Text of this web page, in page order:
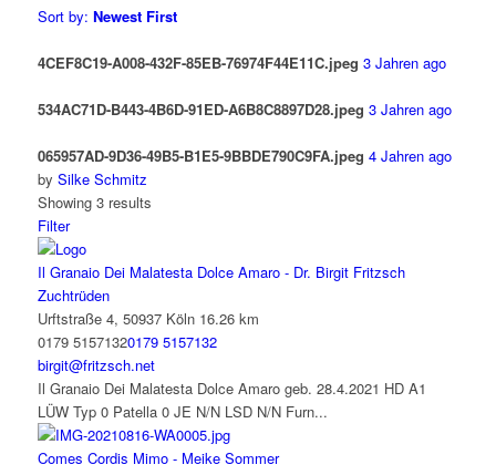
Sort by: Newest First
4CEF8C19-A008-432F-85EB-76974F44E11C.jpeg 3 Jahren ago
534AC71D-B443-4B6D-91ED-A6B8C8897D28.jpeg 3 Jahren ago
065957AD-9D36-49B5-B1E5-9BBDE790C9FA.jpeg 4 Jahren ago
by Silke Schmitz
Showing 3 results
Filter
Il Granaio Dei Malatesta Dolce Amaro - Dr. Birgit Fritzsch
Zuchtrüden
Urftstraße 4, 50937 Köln 16.26 km
0179 51571320179 5157132
birgit@fritzsch.net
Il Granaio Dei Malatesta Dolce Amaro geb. 28.4.2021 HD A1
LÜW Typ 0 Patella 0 JE N/N LSD N/N Furn...
Comes Cordis Mimo - Meike Sommer